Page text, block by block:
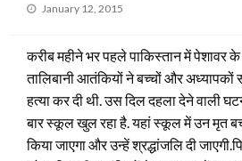
Posted
January 12, 2015
करीब महीने भर पहले पाकिस्तान में पेशावर
तालिबानी आतंकियों ने बच्चों और
हत्या कर दी थी. उस दिल दहला देने वाली
बार स्‍कूल खुल रहा है. यहां स्कूल में उन मृत
किया जाएगा और उन्हें श्रद्धांजलि दी